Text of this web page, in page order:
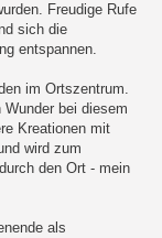
Freudige Rufe
sich die
entspannen.
im Ortszentrum.
bei diesem
Kreationen mit
wird zum
den Ort - mein
als